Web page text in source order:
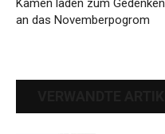
Kamen laden zum Gedenken
an das Novemberpogrom